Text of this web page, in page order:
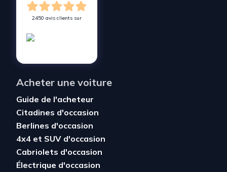
2450 avis clients sur
Acheter une voiture
Guide de l'acheteur
Citadines d'occasion
Berlines d'occasion
4x4 et SUV d'occasion
Cabriolets d'occasion
Électrique d'occasion